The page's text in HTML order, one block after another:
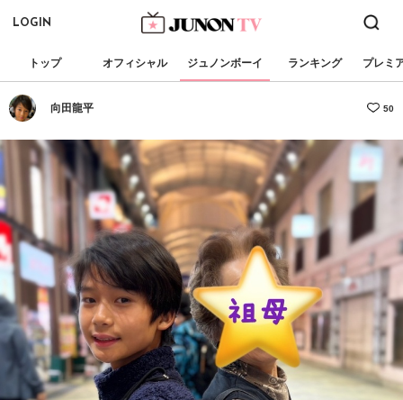
LOGIN
トップ オフィシャル ジュノンボーイ ランキング プレミ
向田龍平 50